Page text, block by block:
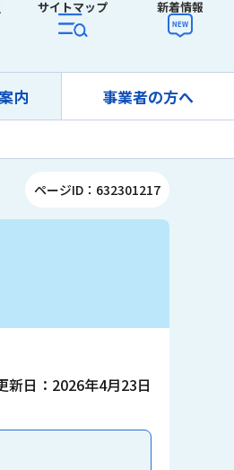
サイトマップ 新着情報
内 事業者の方へ
ページID：632301217
新日：2026年4月23日